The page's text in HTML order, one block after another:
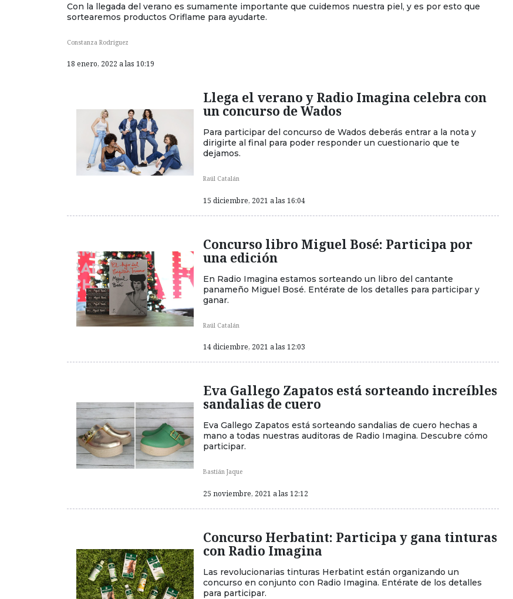
Con la llegada del verano es sumamente importante que cuidemos nuestra piel, y es por esto que
sortearemos productos Oriflame para ayudarte.
Constanza Rodriguez
18 enero, 2022 a las 10:19
Llega el verano y Radio Imagina celebra con
un concurso de Wados
Para participar del concurso de Wados deberás entrar a la nota y
dirigirte al final para poder responder un cuestionario que te
dejamos.
Raúl Catalán
15 diciembre, 2021 a las 16:04
Concurso libro Miguel Bosé: Participa por
una edición
En Radio Imagina estamos sorteando un libro del cantante
panameño Miguel Bosé. Entérate de los detalles para participar y
ganar.
Raúl Catalán
14 diciembre, 2021 a las 12:03
Eva Gallego Zapatos está sorteando increíbles
sandalias de cuero
Eva Gallego Zapatos está sorteando sandalias de cuero hechas a
mano a todas nuestras auditoras de Radio Imagina. Descubre cómo
participar.
Bastián Jaque
25 noviembre, 2021 a las 12:12
Concurso Herbatint: Participa y gana tinturas
con Radio Imagina
Las revolucionarias tinturas Herbatint están organizando un
concurso en conjunto con Radio Imagina. Entérate de los detalles
para participar.